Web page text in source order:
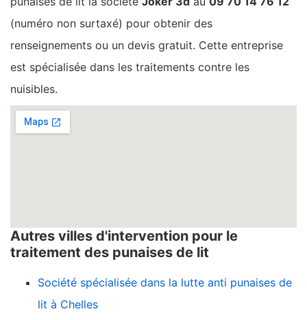
(numéro non surtaxé) pour obtenir des
renseignements ou un devis gratuit. Cette entreprise
est spécialisée dans les traitements contre les
nuisibles.
Autres villes d'intervention pour le
traitement des punaises de lit
Société spécialisée dans la lutte anti punaises de
lit à Chelles